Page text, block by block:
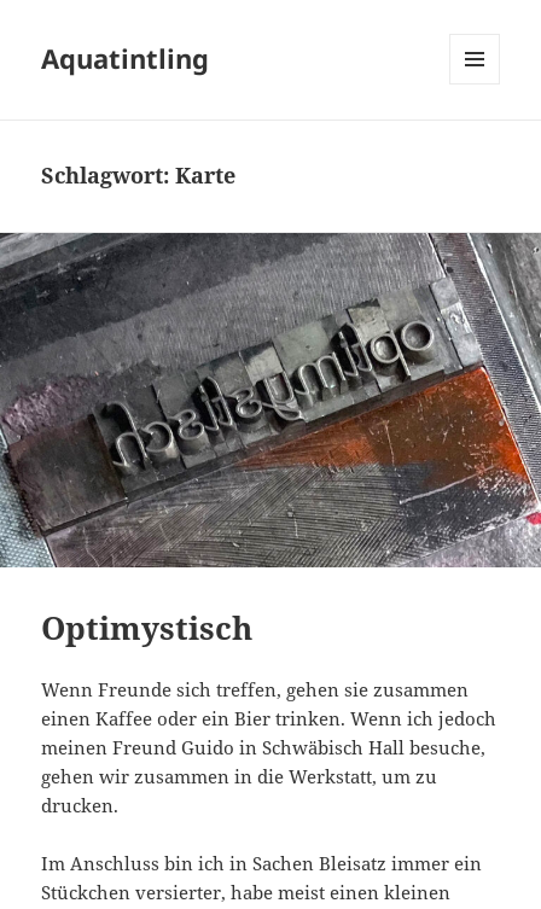
Aquatintling
Schlagwort:Karte
Optimystisch
Wenn Freunde sich treffen, gehen sie zusammen
einen Kaffee oder ein Bier trinken. Wenn ich jedoch
meinen Freund Guido in Schwäbisch Hall besuche,
gehen wir zusammen in die Werkstatt, um zu
drucken.
Im Anschluss bin ich in Sachen Bleisatz immer ein
Stückchen versierter, habe meist einen kleinen